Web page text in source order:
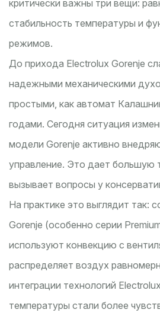
критически важны три вещи:
стабильность температуры и
режимов.
До прихода Electrolux Gorenje
надежными механическими
простыми, как автомат
годами. Сегодня ситуация
модели Gorenje активно
управление. Это дает большую
вызывает вопросы у
На практике это выглядит так:
Gorenje (особенно серии
используют конвекцию с
распределяет воздух
интеграции технологий
температуры стали более